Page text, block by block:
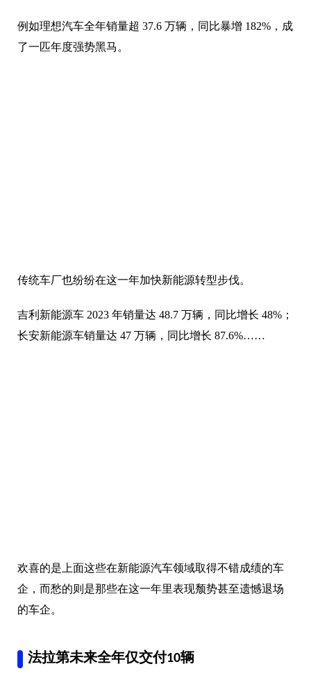
例如理想汽车全年销量超 37.6 万辆，同比暴增 182%，成
了一匹年度强势黑马。
传统车厂也纷纷在这一年加快新能源转型步伐。
吉利新能源车 2023 年销量达 48.7 万辆，同比增长 48%；
长安新能源车销量达 47 万辆，同比增长 87.6%……
欢喜的是上面这些在新能源汽车领域取得不错成绩的车
企，而愁的则是那些在这一年里表现颓势甚至遗憾退场
的车企。
法拉第未来全年仅交付10辆